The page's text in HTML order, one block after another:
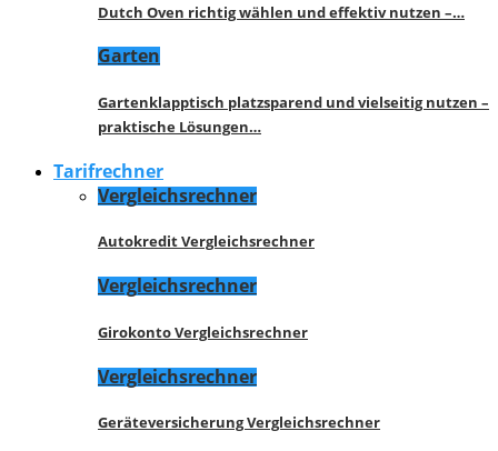
Dutch Oven richtig wählen und effektiv nutzen –…
Garten
Gartenklapptisch platzsparend und vielseitig nutzen –
praktische Lösungen…
Tarifrechner
Vergleichsrechner
Autokredit Vergleichsrechner
Vergleichsrechner
Girokonto Vergleichsrechner
Vergleichsrechner
Geräteversicherung Vergleichsrechner